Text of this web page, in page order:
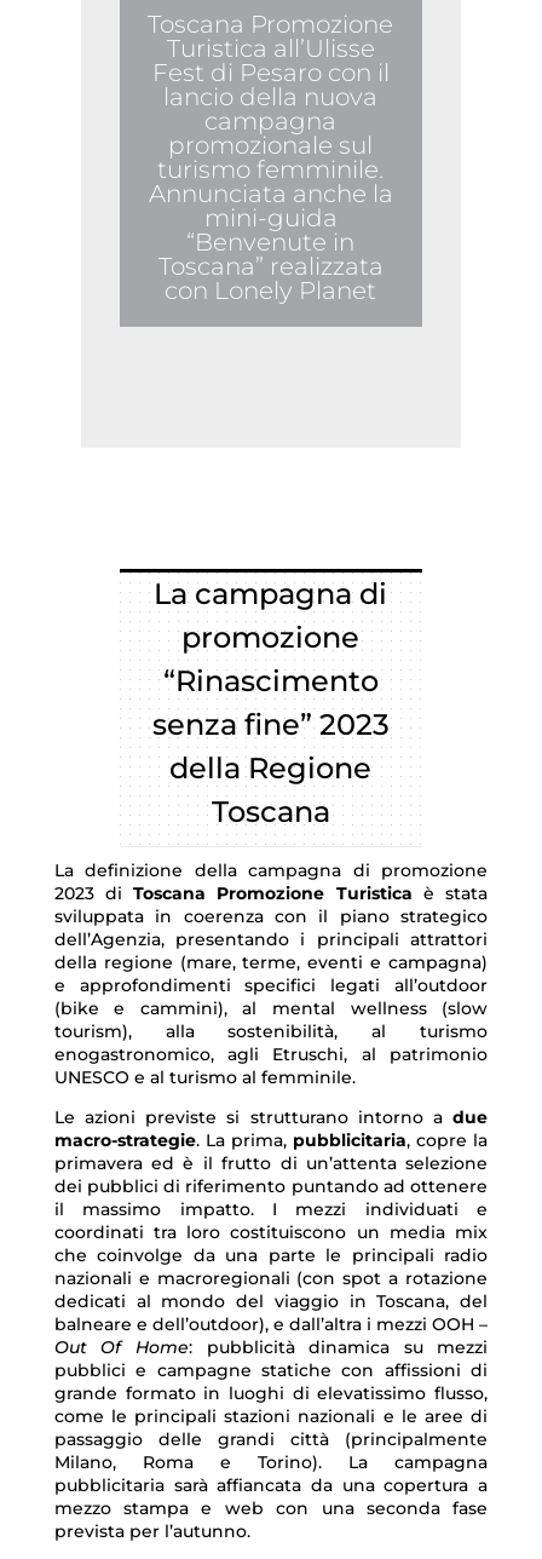
Toscana Promozione
Turistica all’Ulisse
Fest di Pesaro con il
lancio della nuova
campagna
promozionale sul
turismo femminile.
Annunciata anche la
mini-guida
“Benvenute in
Toscana” realizzata
con Lonely Planet
La campagna di
promozione
“Rinascimento
senza fine” 2023
della Regione
Toscana
La definizione della campagna di promozione
2023 diToscana Promozione Turistica è stata
sviluppata in coerenza con il piano strategico
dell’Agenzia, presentando i principali attrattori
della regione (mare, terme, eventi e campagna)
e approfondimenti specifici legati all’outdoor
(bike e cammini), al mental wellness (slow
tourism), alla sostenibilità, al turismo
enogastronomico, agli Etruschi, al patrimonio
UNESCO e al turismo al femminile.
Le azioni previste si strutturano intorno adue
macro-strategie. La prima, pubblicitaria, copre la
primavera ed è il frutto di un’attenta selezione
dei pubblici di riferimento puntando ad ottenere
il massimo impatto. I mezzi individuati e
coordinati tra loro costituiscono un media mix
che coinvolge da una parte le principali radio
nazionali e macroregionali (con spot a rotazione
dedicati al mondo del viaggio in Toscana, del
balneare e dell’outdoor), e dall’altra i mezzi OOH –
Out Of Home: pubblicità dinamica su mezzi
pubblici e campagne statiche con affissioni di
grande formato in luoghi di elevatissimo flusso,
come le principali stazioni nazionali e le aree di
passaggio delle grandi città (principalmente
Milano, Roma e Torino). La campagna
pubblicitaria sarà affiancata da una copertura a
mezzo stampa e web con una seconda fase
prevista per l’autunno.